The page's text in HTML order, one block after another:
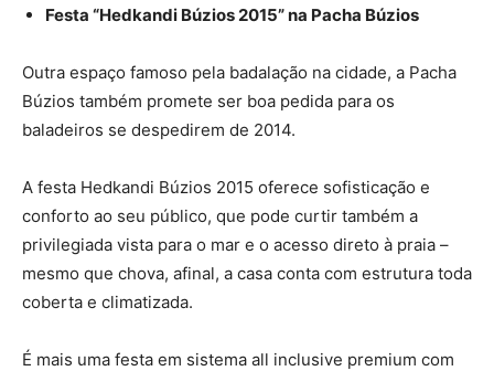
Festa “Hedkandi Búzios 2015” na Pacha Búzios
Outra espaço famoso pela badalação na cidade, a Pacha
Búzios também promete ser boa pedida para os
baladeiros se despedirem de 2014.
A festa Hedkandi Búzios 2015 oferece sofisticação e
conforto ao seu público, que pode curtir também a
privilegiada vista para o mar e o acesso direto à praia –
mesmo que chova, afinal, a casa conta com estrutura toda
coberta e climatizada.
É mais uma festa em sistema all inclusive premium com